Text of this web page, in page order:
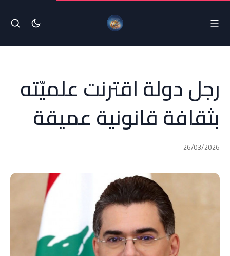
رجل دولة اقترنت علميّته
بثقافة قانونية عميقة
26/03/2026